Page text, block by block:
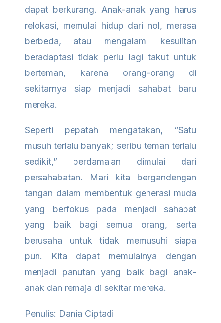
dapat berkurang. Anak-anak yang harus
relokasi, memulai hidup dari nol, merasa
berbeda, atau mengalami kesulitan
beradaptasi tidak perlu lagi takut untuk
berteman, karena orang-orang di
sekitarnya siap menjadi sahabat baru
mereka.
Seperti pepatah mengatakan, “Satu
musuh terlalu banyak; seribu teman terlalu
sedikit,” perdamaian dimulai dari
persahabatan. Mari kita bergandengan
tangan dalam membentuk generasi muda
yang berfokus pada menjadi sahabat
yang baik bagi semua orang, serta
berusaha untuk tidak memusuhi siapa
pun. Kita dapat memulainya dengan
menjadi panutan yang baik bagi anak-
anak dan remaja di sekitar mereka.
Penulis: Dania Ciptadi